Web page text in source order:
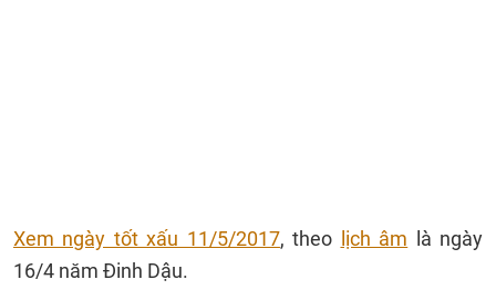
Xem ngày tốt xấu 11/5/2017, theo lịch âm là ngày
16/4 năm Đinh Dậu.